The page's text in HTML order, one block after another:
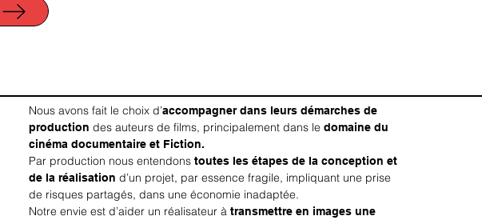
Nous avons fait le choix d’accompagner dans leurs démarches de
production des auteurs de films, principalement dans le domaine du
cinéma documentaire et Fiction.
Par production nous entendons toutes les étapes de la conception et
de la réalisation d’un projet, par essence fragile, impliquant une prise
de risques partagés, dans une économie inadaptée.
Notre envie est d’aider un réalisateur à transmettre en images une